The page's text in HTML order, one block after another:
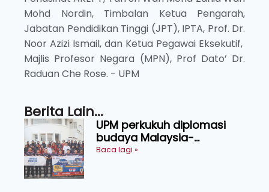
Mohd Nordin, Timbalan Ketua Pengarah,
Jabatan Pendidikan Tinggi (JPT), IPTA, Prof. Dr.
Noor Azizi Ismail, dan Ketua Pegawai Eksekutif,
Majlis Profesor Negara (MPN), Prof Dato’ Dr.
Raduan Che Rose. - UPM
Berita Lain...
UPM perkukuh diplomasi
budaya Malaysia-
Indonesia melalui Narasi
Baca lagi »